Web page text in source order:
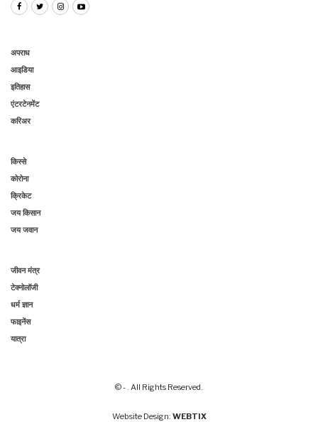
अपराध
आइडिया
इतिहास
एंटरटेनमेंट
करिअर
किस्से
कोरोना
क्रिकेट
जय किसान
जय जवान
जीवन मंत्र
टेक्नोलॉजी
धर्म ज्ञान
फाइनेंस
यात्रा
© - . All Rights Reserved.
Website Design: WEBTIX